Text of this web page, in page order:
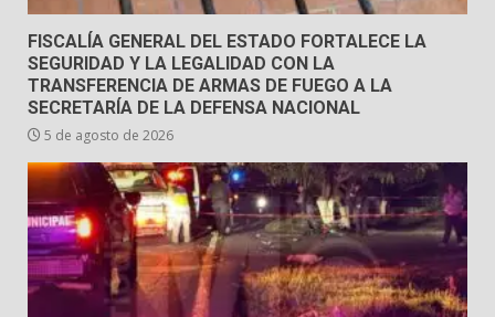
30 de julio de 2026
FISCALÍA GENERAL DEL ESTADO FORTALECE LA
SEGURIDAD Y LA LEGALIDAD CON LA
TRANSFERENCIA DE ARMAS DE FUEGO A LA
SECRETARÍA DE LA DEFENSA NACIONAL
5 de agosto de 2026